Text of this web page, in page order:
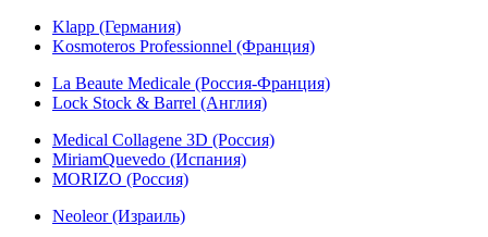
Klapp (Германия)
Kosmoteros Professionnel (Франция)
La Beaute Medicale (Россия-Франция)
Lock Stock & Barrel (Англия)
Medical Collagene 3D (Россия)
MiriamQuevedo (Испания)
MORIZO (Россия)
Neoleor (Израиль)